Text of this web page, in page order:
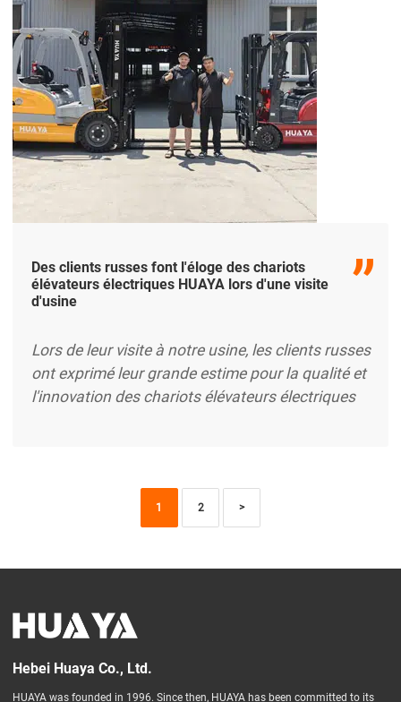
Des clients russes font l'éloge des chariots
élévateurs électriques HUAYA lors d'une visite
d'usine
Lors de leur visite à notre usine, les clients russes
ont exprimé leur grande estime pour la qualité et
l'innovation des chariots élévateurs électriques
exigences de la manutention moderne. Cette
reconnaissance de la part de clients
1 2 >
Hebei Huaya Co., Ltd.
HUAYA was founded in 1996. Since then, HUAYA has been committed to its